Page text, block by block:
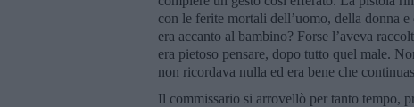
con le ferite mortali dell’uomo, della donna
era accanto al bambino? Forse l’aveva
era pietoso pensare, dopo tutto quel male.
non ricordava nulla ed era bene che
Il commissario si arrovellò per tanto tempo,